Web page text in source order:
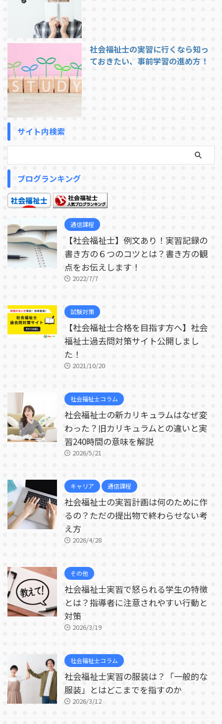
社会福祉士の実習に行くなら知っ
ておきたい、事前学習の進め方！
サイト内検索
ブログランキング
通信課程
【社会福祉士】例文あり！実習記録の
書き方の６つのコツとは？書き方の観
点をお伝えします！
2022/7/7
試験対策
【社会福祉士合格を目指す方へ】社会
福祉士過去問対策サイト公開しまし
た！
2021/10/20
社会福祉士コラム
社会福祉士の新カリキュラムはなぜ変
わった？旧カリキュラムとの違いと実
習240時間の意味を解説
2026/5/21
キャリア 通信課程
社会福祉士の実習計画は何のために作
るの？ただの提出物で終わらせない考
え方
2026/4/28
その他
社会福祉士実習で怒られる学生の特徴
とは？指導者に注意されやすい行動と
対策
2026/3/19
社会福祉士コラム
社会福祉士実習の服装は？「一般的な
服装」とはどこまでを指すのか
2026/3/12